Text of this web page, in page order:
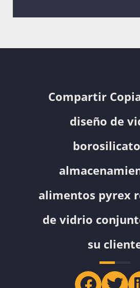
Compartir
diseño de
alimentos pyrex
de vidrio
su